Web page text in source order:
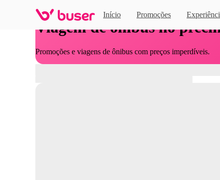
Início Promoções
Viagem de ônibus no
Promoções e viagens de ônibus com preços imperdíveis.